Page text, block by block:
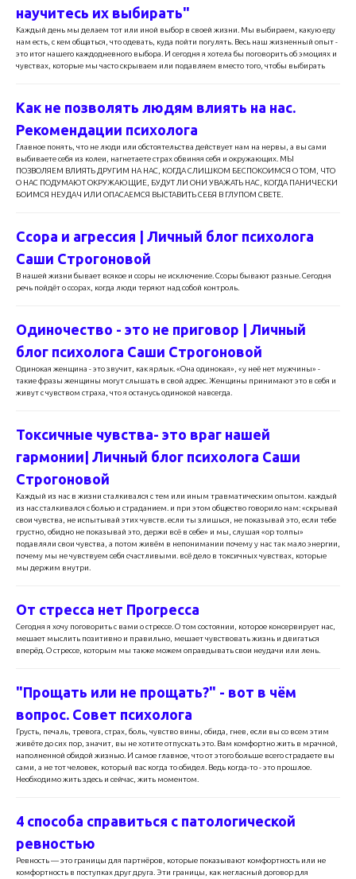
научитесь их выбирать"
Каждый день мы делаем тот или иной выбор в своей жизни. Мы выбираем, какую еду
нам есть, с кем общаться, что одевать, куда пойти погулять. Весь наш жизненный опыт -
это итог нашего каждодневного выбора. И сегодня я хотела бы поговорить об эмоциях и
чувствах, которые мы часто скрываем или подавляем вместо того, чтобы выбирать
Как не позволять людям влиять на нас.
Рекомендации психолога
Главное понять, что не люди или обстоятельства действует нам на нервы, а вы сами
выбиваете себя из колеи, нагнетаете страх обвиняя себя и окружающих. МЫ
ПОЗВОЛЯЕМ ВЛИЯТЬ ДРУГИМ НА НАС, КОГДА СЛИШКОМ БЕСПОКОИМСЯ О ТОМ, ЧТО
О НАС ПОДУМАЮТ ОКРУЖАЮЩИЕ, БУДУТ ЛИ ОНИ УВАЖАТЬ НАС, КОГДА ПАНИЧЕСКИ
БОИМСЯ НЕУДАЧ ИЛИ ОПАСАЕМСЯ ВЫСТАВИТЬ СЕБЯ В ГЛУПОМ СВЕТЕ.
Ссора и агрессия | Личный блог психолога
Саши Строгоновой
В нашей жизни бывает всякое и ссоры не исключение. Ссоры бывают разные. Сегодня
речь пойдёт о ссорах, когда люди теряют над собой контроль.
Одиночество - это не приговор | Личный
блог психолога Саши Строгоновой
Одинокая женщина - это звучит, как ярлык. «Она одинокая», «у неё нет мужчины» -
такие фразы женщины могут слышать в свой адрес. Женщины принимают это в себя и
живут с чувством страха, что я останусь одинокой навсегда.
Токсичные чувства- это враг нашей
гармонии| Личный блог психолога Саши
Строгоновой
Каждый из нас в жизни сталкивался с тем или иным травматическим опытом. каждый
из нас сталкивался с болью и страданием. и при этом общество говорило нам: «скрывай
свои чувства, не испытывай этих чувств. если ты злишься, не показывай это, если тебе
грустно, обидно не показывай это, держи всё в себе» и мы, слушая «ор толпы»
подавляли свои чувства, а потом живём в непонимании почему у нас так мало энергии,
почему мы не чувствуем себя счастливыми. всё дело в токсичных чувствах, которые
мы держим внутри.
От стресса нет Прогресса
Сегодня я хочу поговорить с вами о стрессе. О том состоянии, которое консервирует нас,
мешает мыслить позитивно и правильно, мешает чувствовать жизнь и двигаться
вперёд. О стрессе, которым мы также можем оправдывать свои неудачи или лень.
"Прощать или не прощать?" - вот в чём
вопрос. Совет психолога
Грусть, печаль, тревога, страх, боль, чувство вины, обида, гнев, если вы со всем этим
живёте до сих пор, значит, вы не хотите отпускать это. Вам комфортно жить в мрачной,
наполненной обидой жизнью. И самое главное, что от этого больше всего страдаете вы
сами, а не тот человек, который вас когда то обидел. Ведь когда-то - это прошлое.
Необходимо жить здесь и сейчас, жить моментом.
4 способа справиться с патологической
ревностью
Ревность — это границы для партнёров, которые показывают комфортность или не
комфортность в поступках друг друга. Эти границы, как негласный договор для